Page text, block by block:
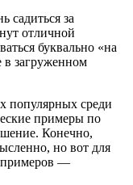
садиться за
отличной
буквально «на
в загруженном
популярных среди
примеры по
Конечно,
но вот для
примеров —